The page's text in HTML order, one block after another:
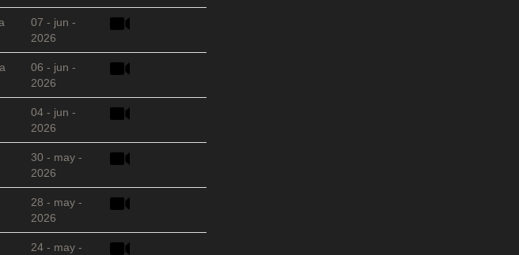
07 - jun -
2026
06 - jun -
2026
04 - jun -
2026
30 - may -
2026
28 - may -
2026
24 - may -